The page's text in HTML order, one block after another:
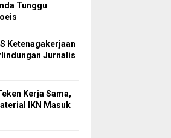
Tunggu
Ketenagakerjaan
Jurnalis
Kerja Sama,
IKN Masuk